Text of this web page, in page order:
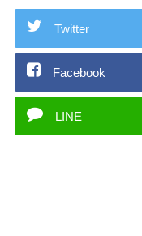
Twitter
Facebook
LINE